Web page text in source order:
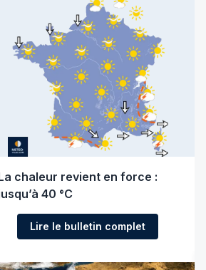
chaleur revient en force :
40 °C
Lire le bulletin complet